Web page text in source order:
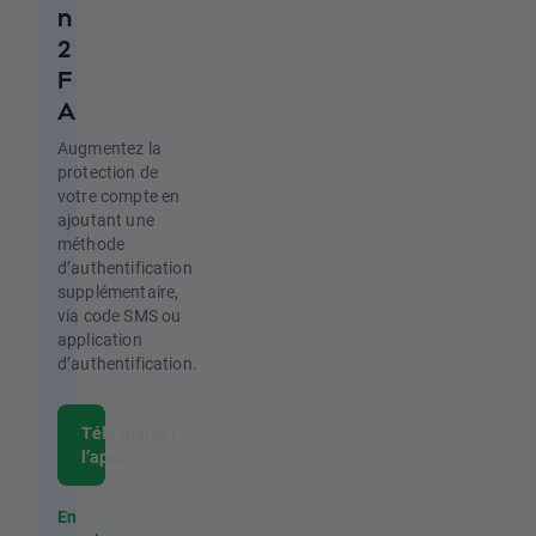
n
2
F
A
Augmentez la
protection de
votre compte en
ajoutant une
méthode
d’authentification
supplémentaire,
via code SMS ou
application
d’authentification.
Télécharger
l’appli
En